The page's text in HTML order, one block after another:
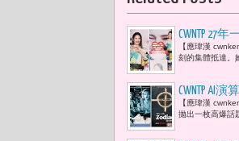
CWNTP 27
能量 溫暖
【應瑋漢
刻的集體抵達。
CWNTP AI
能的新敘
【應瑋漢
拋出一枚高爆話